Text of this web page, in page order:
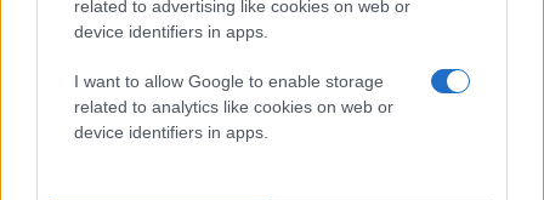
related to advertising like cookies on web or
device identifiers in apps.
I want to allow Google to enable storage
related to analytics like cookies on web or
device identifiers in apps.